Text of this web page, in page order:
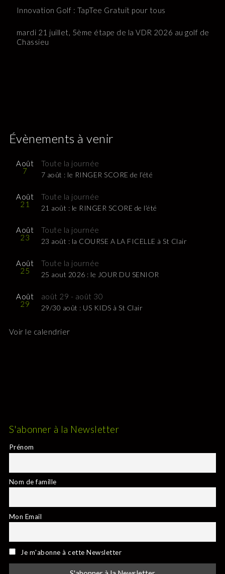
Innovation Golf : TapTee Gratuit pour tous
mardi 21 juillet, 5ème étape de la VDR 2026 au golf de
Chassieu
Évènements à venir
Août
7
Toute la journée
7 août : le RINGER SCORE de l’été
Août
21
Toute la journée
21 août : le RINGER SCORE de l’été
Août
23
Toute la journée
23 août : la COURSE A LA FICELLE à St Clair
Août
25
Toute la journée
25 aout 2026 : le JOUR DU SENIOR
Août
29
août 29 - août 30
29/30 août : US KIDS à St Clair
Voir le calendrier
S'abonner à la Newsletter
Prénom
Nom de famille
Mon Email
Je m'abonne à cette Newsletter